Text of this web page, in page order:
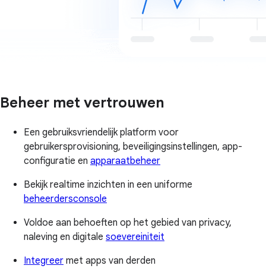
Beheer met vertrouwen
Een gebruiksvriendelijk platform voor
gebruikersprovisioning, beveiligingsinstellingen, app-
configuratie en apparaatbeheer
Bekijk realtime inzichten in een uniforme
beheerdersconsole
Voldoe aan behoeften op het gebied van privacy,
naleving en digitale soevereiniteit
Integreer met apps van derden